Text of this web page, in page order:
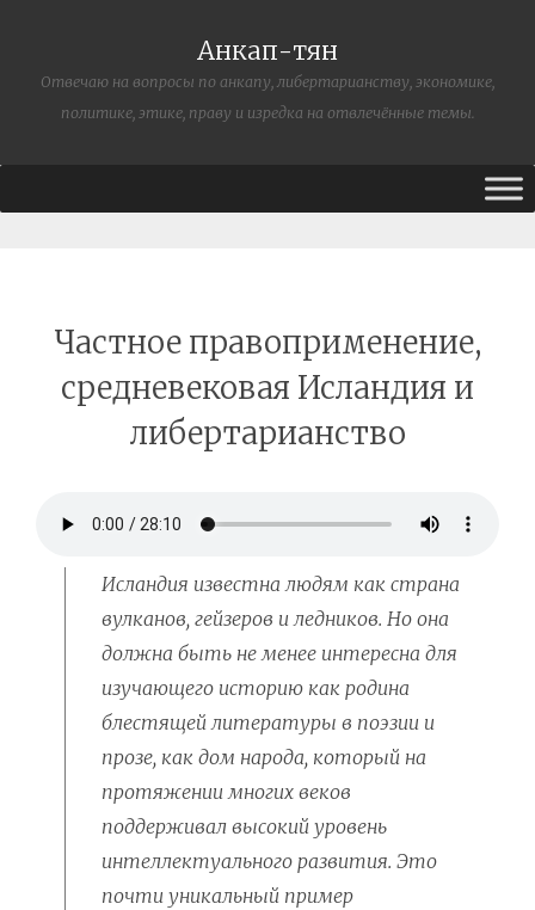
Анкап-тян
Отвечаю на вопросы по анкапу, либертарианству, экономике,
политике, этике, праву и изредка на отвлечённые темы.
Частное правоприменение,
средневековая Исландия и
либертарианство
Исландия известна людям как страна
вулканов, гейзеров и ледников. Но она
должна быть не менее интересна для
изучающего историю как родина
блестящей литературы в поэзии и
прозе, как дом народа, который на
протяжении многих веков
поддерживал высокий уровень
интеллектуального развития. Это
почти уникальный пример